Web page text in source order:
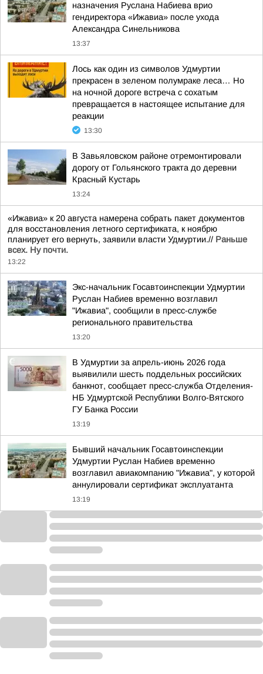
назначения Руслана Набиева врио
гендиректора «Ижавиа» после ухода
Александра Синельникова
13:37
Лось как один из символов Удмуртии
прекрасен в зеленом полумраке леса… Но
на ночной дороге встреча с сохатым
превращается в настоящее испытание для
реакции
13:30
В Завьяловском районе отремонтировали
дорогу от Гольянского тракта до деревни
Красный Кустарь
13:24
«Ижавиа» к 20 августа намерена собрать пакет документов
для восстановления летного сертификата, к ноябрю
планирует его вернуть, заявили власти Удмуртии.// Раньше
всех. Ну почти.
13:22
Экс-начальник Госавтоинспекции Удмуртии
Руслан Набиев временно возглавил
"Ижавиа", сообщили в пресс-службе
регионального правительства
13:20
В Удмуртии за апрель-июнь 2026 года
выявилили шесть поддельных российских
банкнот, сообщает пресс-служба Отделения-
НБ Удмуртской Республики Волго-Вятского
ГУ Банка России
13:19
Бывший начальник Госавтоинспекции
Удмуртии Руслан Набиев временно
возглавил авиакомпанию "Ижавиа", у которой
аннулировали сертификат эксплуатанта
13:19